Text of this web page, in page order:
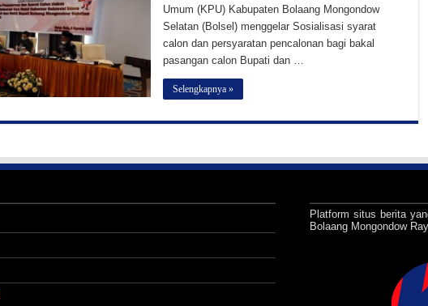
Umum (KPU) Kabupaten Bolaang Mongondow
Selatan (Bolsel) menggelar Sosialisasi syarat
calon dan persyaratan pencalonan bagi bakal
pasangan calon Bupati dan …
Selengkapnya »
Platform situs berita
Bolaang Mongondow